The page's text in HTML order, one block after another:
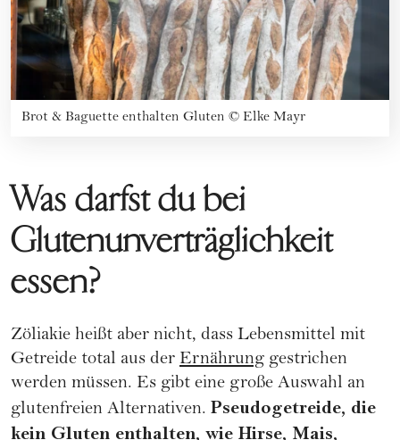
Brot & Baguette enthalten Gluten © Elke Mayr
Was darfst du bei
Glutenunverträglichkeit
essen?
Zöliakie heißt aber nicht, dass Lebensmittel mit
Getreide total aus der Ernährung gestrichen
werden müssen. Es gibt eine große Auswahl an
glutenfreien Alternativen. Pseudogetreide, die
kein Gluten enthalten, wie Hirse, Mais,